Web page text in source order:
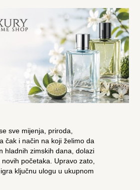
sve mijenja, priroda,
čak i način na koji želimo da
hladnih zimskih dana, dolazi
početaka. Upravo zato,
ključnu ulogu u ukupnom